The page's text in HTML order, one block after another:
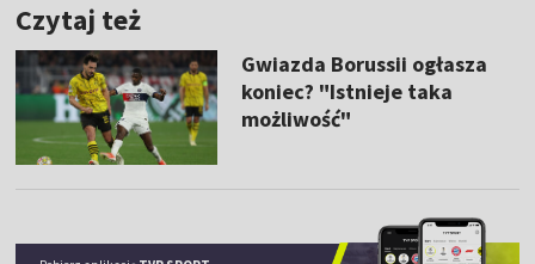
Czytaj też
Gwiazda Borussii ogłasza
koniec? "Istnieje taka
możliwość"